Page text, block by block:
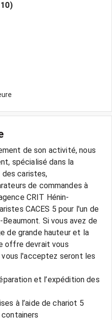
de son activité, nous
spécialisé dans la
caristes,
de commandes à
CRIT Hénin-
CACES 5 pour l'un de
Si vous avez de
de grande hauteur et la
offre devrait vous
l'acceptez seront les
et l’expédition des
à l’aide de chariot 5